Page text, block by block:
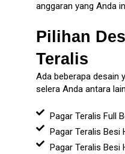
anggaran yang Anda
Pilihan
Teralis
Ada beberapa desain
selera Anda antara
Pagar Teralis Full
Pagar Teralis Besi
Pagar Teralis